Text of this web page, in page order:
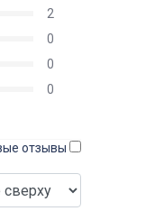
2
0
0
0
отзывы